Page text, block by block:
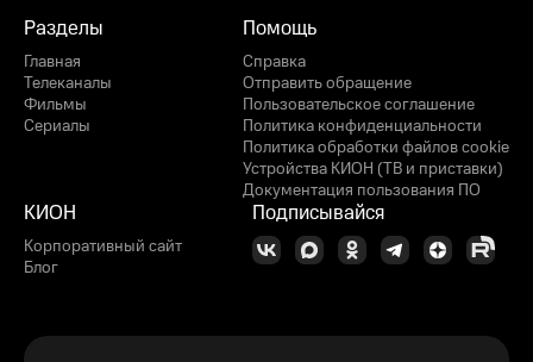
Разделы
Главная
Телеканалы
Фильмы
Сериалы
Помощь
Справка
Отправить обращение
Пользовательское соглашение
Политика конфиденциальности
Политика обработки файлов cookie
Устройства КИОН (ТВ и приставки)
Документация пользования ПО
КИОН
Корпоративный сайт
Блог
Подписывайся